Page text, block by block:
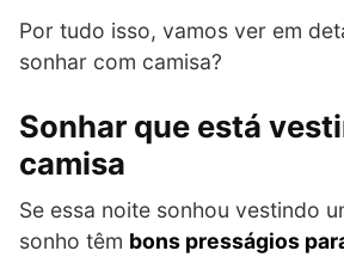
Por tudo isso, vamos ver em
sonhar com camisa?
Sonhar que está
camisa
Se essa noite sonhou vestindo
sonho têm bons presságios